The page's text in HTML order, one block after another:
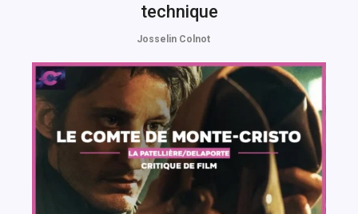
technique
Josselin Colnot